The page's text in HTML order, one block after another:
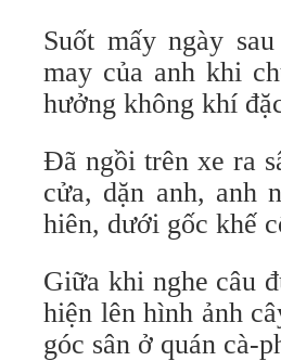
Suốt mấy ngày
may của anh khi
hưởng không khí
Đã ngồi trên xe ra
cửa, dặn anh, anh
hiên, dưới gốc khế
Giữa khi nghe câu
hiện lên hình ảnh
góc sân ở quán cà-